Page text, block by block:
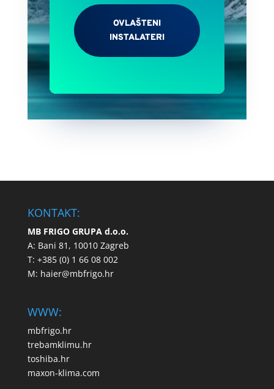
OVLAŠTENI
INSTALATERI
KONTAKT:
MB FRIGO GRUPA d.o.o.
A: Bani 81, 10010 Zagreb
T: +385 (0) 1 66 08 002
M: haier@mbfrigo.hr
WWW:
mbfrigo.hr
trebamklimu.hr
toshiba.hr
maxon-klima.com